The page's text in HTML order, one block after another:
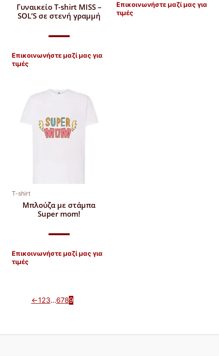
Γυναικείο T-shirt MISS –
SOL’S σε στενή γραμμή
Επικοινωνήστε μαζί μας για
τιμές
Επικοινωνήστε μαζί μας για
τιμές
T-shirt
Μπλούζα με στάμπα
Super mom!
Επικοινωνήστε μαζί μας για
τιμές
←123…6789